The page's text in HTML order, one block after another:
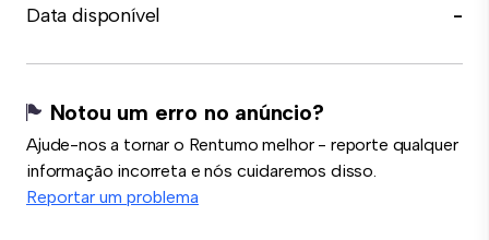
Data disponível
-
Notou um erro no anúncio?
Ajude-nos a tornar o Rentumo melhor - reporte qualquer
informação incorreta e nós cuidaremos disso.
Reportar um problema